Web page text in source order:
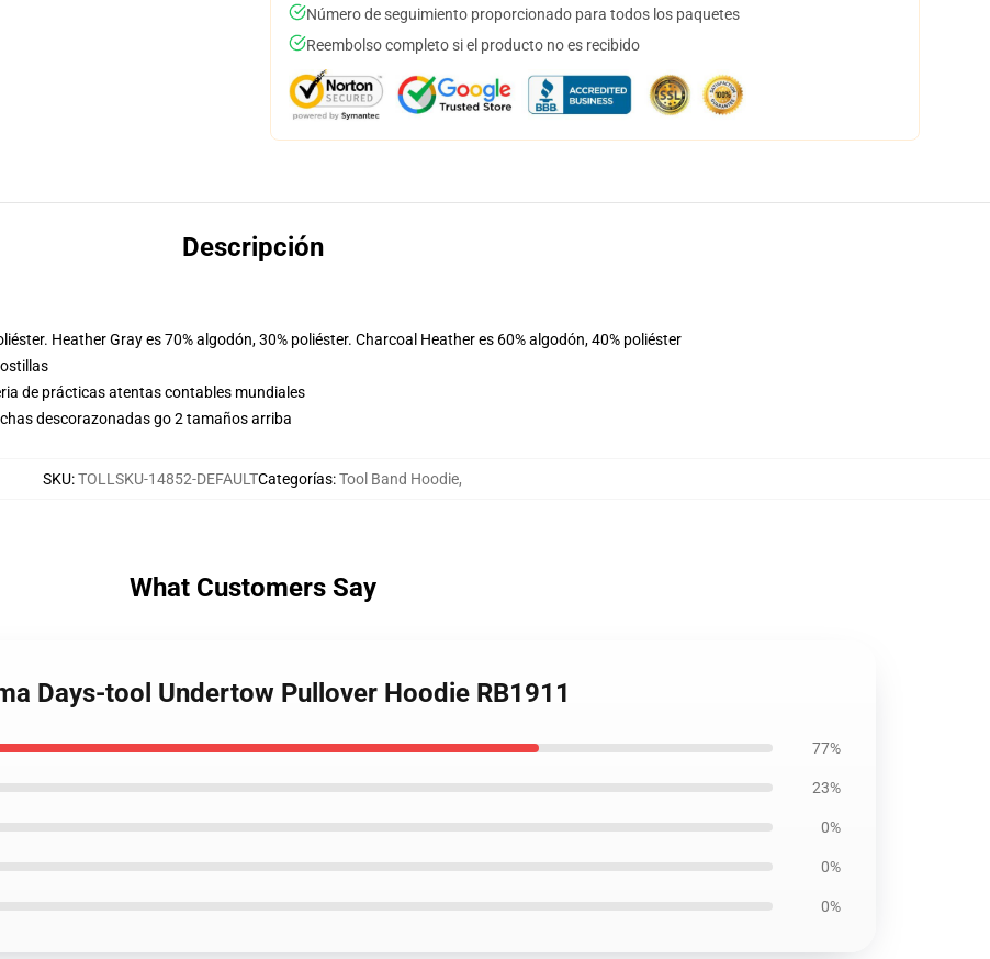
Número de seguimiento proporcionado para todos los paquetes
Reembolso completo si el producto no es recibido
Descripción
Heather Gray es 70% algodón, 30% poliéster. Charcoal Heather es 60% algodón, 40% poliéster
de prácticas atentas contables mundiales
descorazonadas go 2 tamaños arriba
SKU:TOLLSKU-14852-DEFAULTCategorías:Tool Band Hoodie,
What Customers Say
Days-tool Undertow Pullover Hoodie RB1911
77%
23%
0%
0%
0%